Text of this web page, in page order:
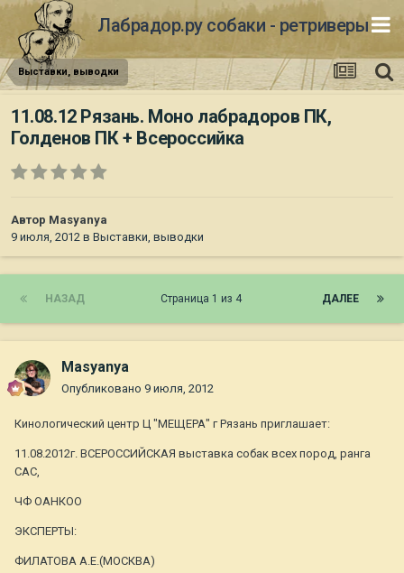
Лабрадор.ру собаки - ретриверы
Выставки, выводки
11.08.12 Рязань. Моно лабрадоров ПК,
Голденов ПК + Всероссийка
Автор Masyanya
9 июля, 2012 в Выставки, выводки
НАЗАД ДАЛЕЕ
Страница 1 из 4
Masyanya
Опубликовано 9 июля, 2012
Кинологический центр Ц "МЕЩЕРА" г Рязань приглашает:
11.08.2012г. ВСЕРОССИЙСКАЯ выставка собак всех пород, ранга
САС,
ЧФ ОАНКОО
ЭКСПЕРТЫ:
ФИЛАТОВА А.Е.(МОСКВА)